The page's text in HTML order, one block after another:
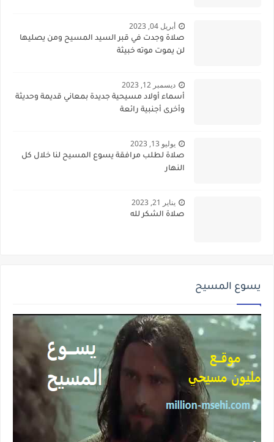
أبريل 04, 2023
صلاة وجدت في قبر السيد المسيح ومن يصليها
لن يموت موته خبيثة
ديسمبر 12, 2023
أسماء أولاد مسيحية جديدة بمعاني قديمة وحديثة
وأخرى أجنبية رائعة
يوليو 13, 2023
صلاة لطلب مرافقة يسوع المسيح لنا خلال كل
النهار
يناير 21, 2023
صلاة الشكر لله
يسوع المسيح